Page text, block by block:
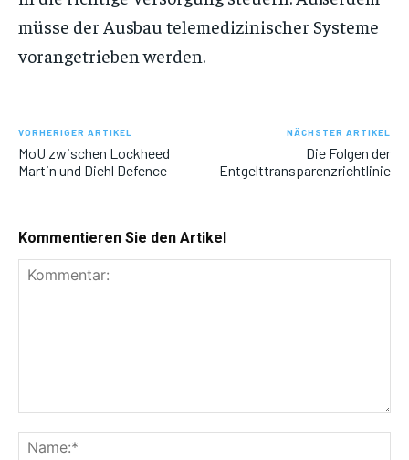
müsse der Ausbau telemedizinischer Systeme
vorangetrieben werden.
VORHERIGER ARTIKEL
MoU zwischen Lockheed
Martin und Diehl Defence
NÄCHSTER ARTIKEL
Die Folgen der
Entgelttransparenzrichtlinie
Kommentieren Sie den Artikel